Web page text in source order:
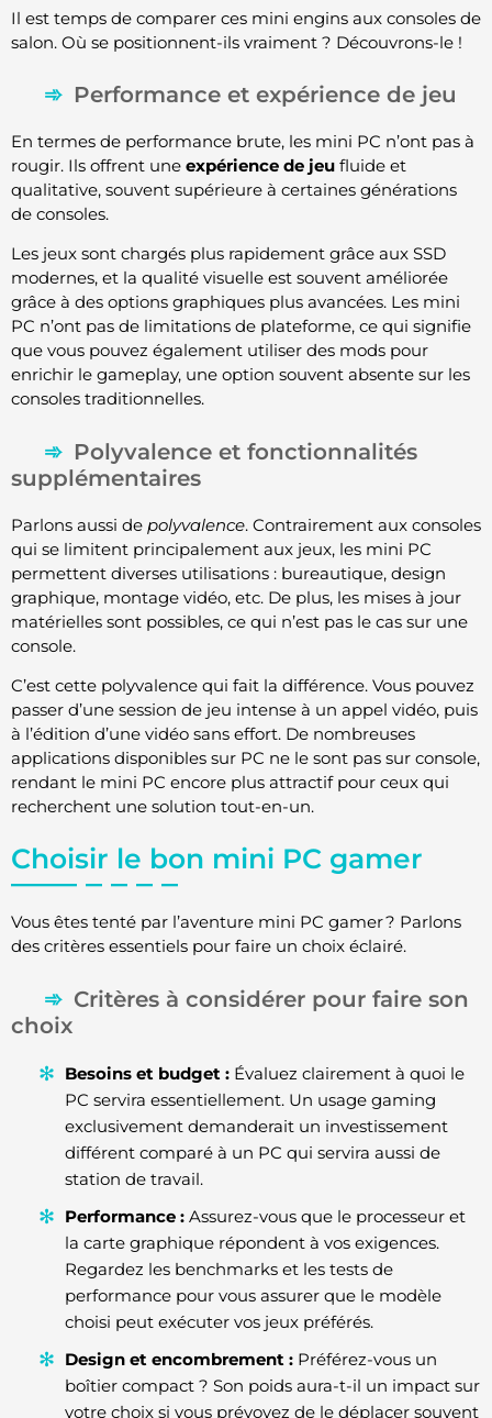
Il est temps de comparer ces mini engins aux consoles de
salon. Où se positionnent-ils vraiment ? Découvrons-le !
Performance et expérience de jeu
En termes de performance brute, les mini PC n’ont pas à
rougir. Ils offrent une expérience de jeu fluide et
qualitative, souvent supérieure à certaines générations
de consoles.
Les jeux sont chargés plus rapidement grâce aux SSD
modernes, et la qualité visuelle est souvent améliorée
grâce à des options graphiques plus avancées. Les mini
PC n’ont pas de limitations de plateforme, ce qui signifie
que vous pouvez également utiliser des mods pour
enrichir le gameplay, une option souvent absente sur les
consoles traditionnelles.
Polyvalence et fonctionnalités
supplémentaires
Parlons aussi de polyvalence. Contrairement aux consoles
qui se limitent principalement aux jeux, les mini PC
permettent diverses utilisations : bureautique, design
graphique, montage vidéo, etc. De plus, les mises à jour
matérielles sont possibles, ce qui n’est pas le cas sur une
console.
C’est cette polyvalence qui fait la différence. Vous pouvez
passer d’une session de jeu intense à un appel vidéo, puis
à l’édition d’une vidéo sans effort. De nombreuses
applications disponibles sur PC ne le sont pas sur console,
rendant le mini PC encore plus attractif pour ceux qui
recherchent une solution tout-en-un.
Choisir le bon mini PC gamer
Vous êtes tenté par l’aventure mini PC gamer ? Parlons
des critères essentiels pour faire un choix éclairé.
Critères à considérer pour faire son
choix
Besoins et budget : Évaluez clairement à quoi le
PC servira essentiellement. Un usage gaming
exclusivement demanderait un investissement
différent comparé à un PC qui servira aussi de
station de travail.
Performance : Assurez-vous que le processeur et
la carte graphique répondent à vos exigences.
Regardez les benchmarks et les tests de
performance pour vous assurer que le modèle
choisi peut exécuter vos jeux préférés.
Design et encombrement : Préférez-vous un
boîtier compact ? Son poids aura-t-il un impact sur
votre choix si vous prévoyez de le déplacer souvent